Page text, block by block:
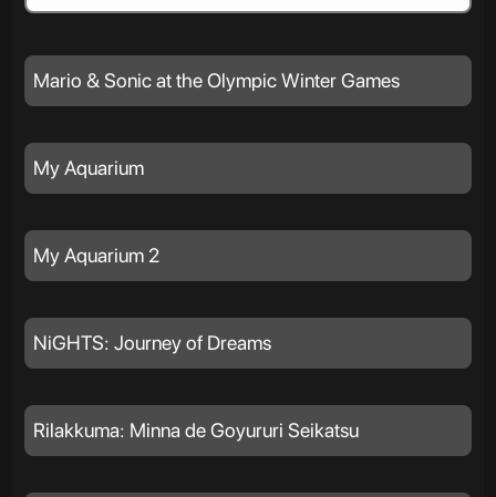
Mario & Sonic at the Olympic Winter Games
My Aquarium
My Aquarium 2
NiGHTS: Journey of Dreams
Rilakkuma: Minna de Goyururi Seikatsu